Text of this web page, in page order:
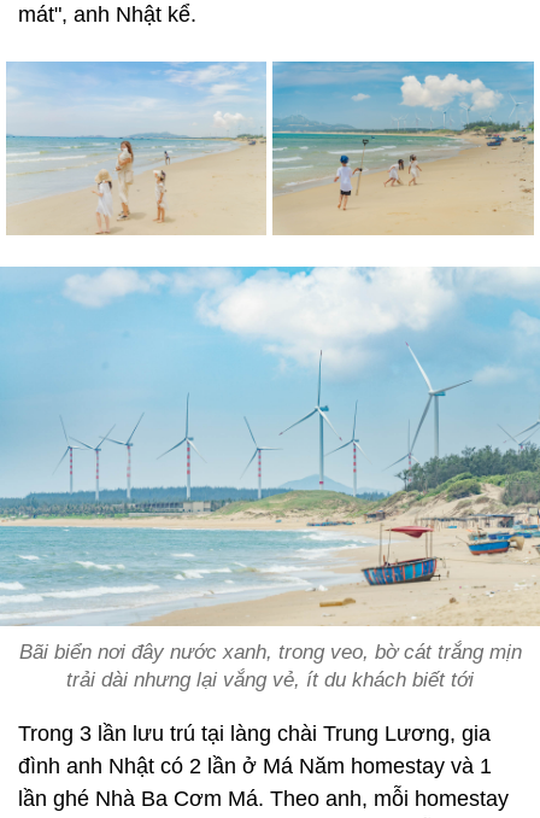
mát", anh Nhật kể.
Bãi biển nơi đây nước xanh, trong veo, bờ cát trắng mịn
trải dài nhưng lại vắng vẻ, ít du khách biết tới
Trong 3 lần lưu trú tại làng chài Trung Lương, gia
đình anh Nhật có 2 lần ở Má Năm homestay và 1
lần ghé Nhà Ba Cơm Má. Theo anh, mỗi homestay